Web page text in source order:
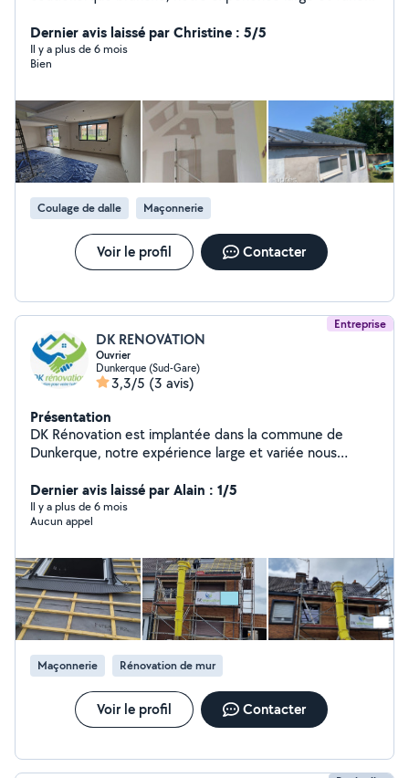
gamme de prestations de services dans le domaine de
la rénovation ( toiture, isolation, Plâtrerie, placo,
carrelage, parquet, pavés.......) Nous mettons tout en
vos exigences
Dernier avis laissé par Christine : 5/5
Il y a plus de 6 mois
Bien
Coulage de dalle Maçonnerie
Voir le profil Contacter
Entreprise
DK RENOVATION
Ouvrier
Dunkerque (Sud-Gare)
3,3/5 (3 avis)
Présentation
DK Rénovation est implantée dans la commune de
Dunkerque, notre expérience large et variée nous
de prestations de services dans les domaines de la
rénovation (toiture, isolation, ravalement de façade,...)
Nos équipes mettent tout en œuvre pour répondre au
Dernier avis laissé par Alain : 1/5
Il y a plus de 6 mois
Aucun appel
Maçonnerie Rénovation de mur
Voir le profil Contacter